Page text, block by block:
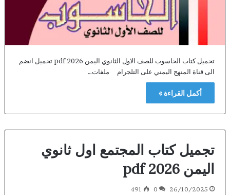
تحميل كتاب الحاسوب للصف الاول الثانوي اليمن 2026 pdf تحميل انضم
الى قناة المنهج اليمني على التلجرام ملفات…
أكمل القراءة »
تجميل كتاب المجتمع اول ثانوي
اليمن 2026 pdf
26/10/2025
0
491